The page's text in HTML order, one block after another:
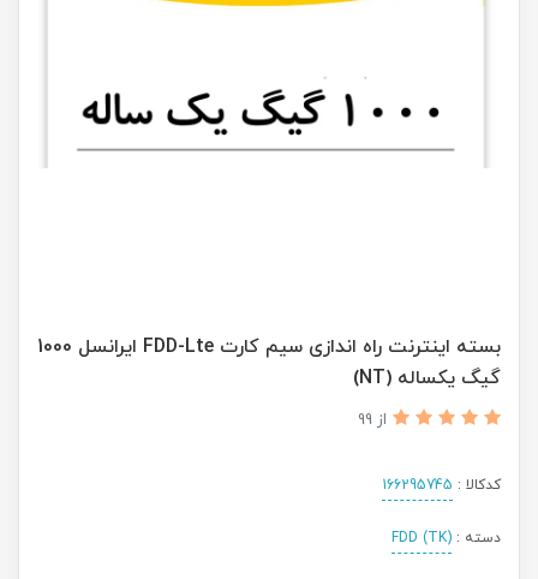
بسته اینترنت راه اندازی سیم کارت FDD-Lte ایرانسل 1000
گیگ یکساله (NT)
از 99
کدکالا : 166295745
دسته : (TK) FDD